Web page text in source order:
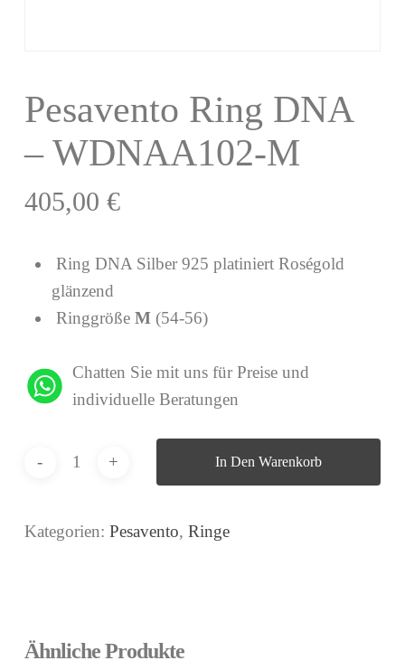
Pesavento Ring DNA
– WDNAA102-M
405,00 €
Ring DNA Silber 925 platiniert Roségold
glänzend
Ringgröße M(54-56)
Chatten Sie mit uns für Preise und
individuelle Beratungen
In Den Warenkorb
Kategorien: Pesavento, Ringe
Ähnliche Produkte